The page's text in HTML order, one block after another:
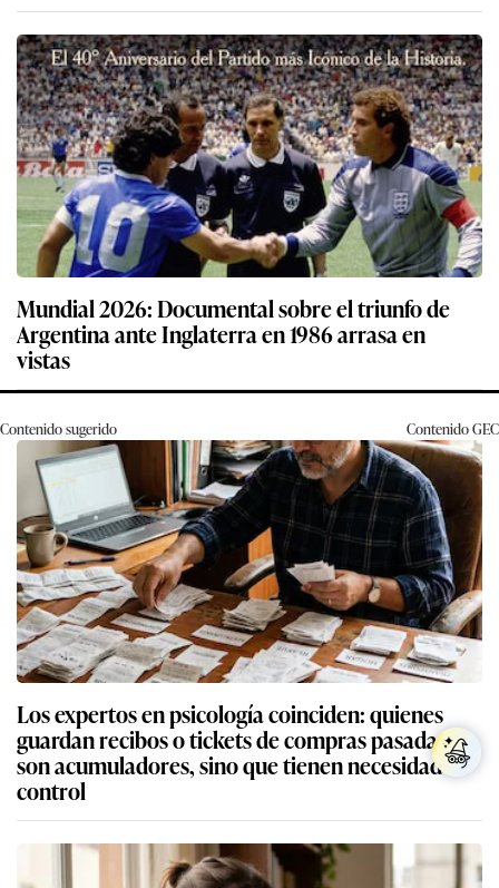
Mundial 2026: Documental sobre el triunfo de
Argentina ante Inglaterra en 1986 arrasa en
vistas
Contenido sugerido ContenidoGEC
Los expertos en psicología coinciden: quienes
guardan recibos o tickets de compras pasadas no
son acumuladores, sino que tienen necesidad de
control